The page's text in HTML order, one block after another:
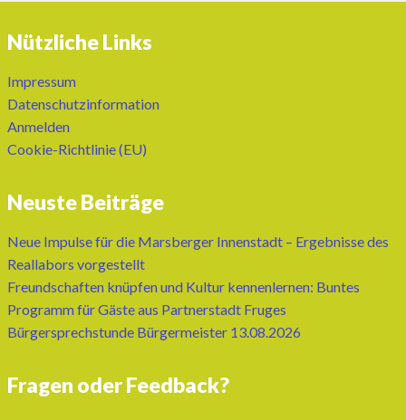
Nützliche Links
Impressum
Datenschutzinformation
Anmelden
Cookie-Richtlinie (EU)
Neuste Beiträge
Neue Impulse für die Marsberger Innenstadt – Ergebnisse des
Reallabors vorgestellt
Freundschaften knüpfen und Kultur kennenlernen: Buntes
Programm für Gäste aus Partnerstadt Fruges
Bürgersprechstunde Bürgermeister 13.08.2026
Fragen oder Feedback?